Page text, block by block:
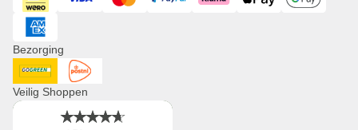
Distributie & B2B
Newsletter
Logo
Feiten
iDeal Visa Mastercard PayPal Klarna ApplePay GooglePay
American Express
Bezorging
DHL GoGreenPost NL
Veilig Shoppen